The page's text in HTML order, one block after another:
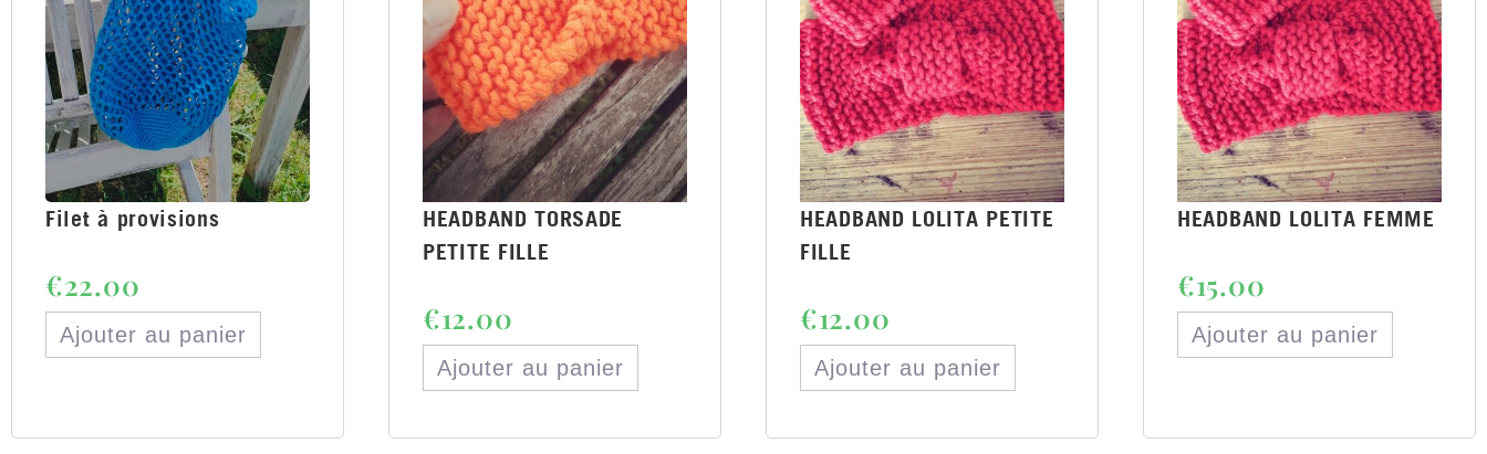
Filet à provisions
€22.00
Ajouter au panier
HEADBAND TORSADE
PETITE FILLE
€12.00
Ajouter au panier
HEADBAND LOLITA PETITE
FILLE
€12.00
Ajouter au panier
HEADBAND LOLITA FEMME
€15.00
Ajouter au panier